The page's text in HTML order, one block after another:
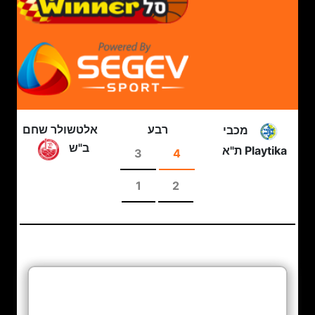
מכבי
Playtika ת"א
רבע
4
3
2
1
אלטשולר שחם
ב"ש